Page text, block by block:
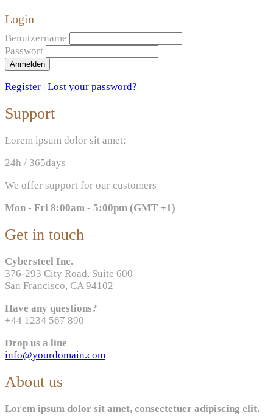
Login
Benutzername
Passwort
Anmelden
Register | Lost your password?
Support
Lorem ipsum dolor sit amet:
24h / 365days
We offer support for our customers
Mon - Fri 8:00am - 5:00pm (GMT +1)
Get in touch
Cybersteel Inc.
376-293 City Road, Suite 600
San Francisco, CA 94102
Have any questions?
+44 1234 567 890
Drop us a line
info@yourdomain.com
About us
Lorem ipsum dolor sit amet, consectetuer adipiscing elit.